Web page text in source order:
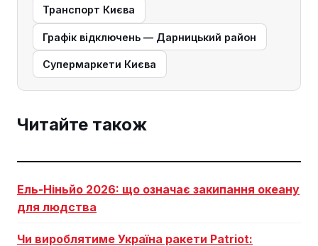
Транспорт Києва
Графік відключень — Дарницький район
Супермаркети Києва
Читайте також
Ель-Ніньйо 2026: що означає закипання океану
для людства
Чи вироблятиме Україна ракети Patriot: